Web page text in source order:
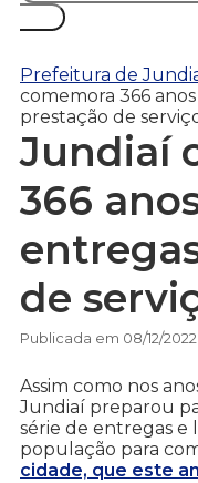
Prefeitura de
comemora 366
prestação de
Jundiaí
366
de
Publicada em 08/12/
Assim como nos
Jundiaí preparou
série de entregas e
população para
cidade, que este